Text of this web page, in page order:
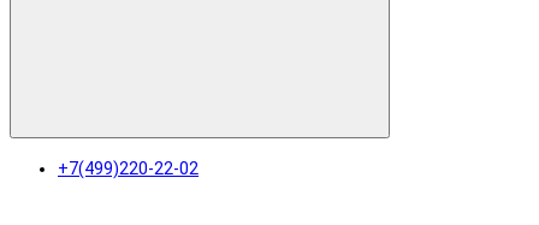
+7(499)220-22-02